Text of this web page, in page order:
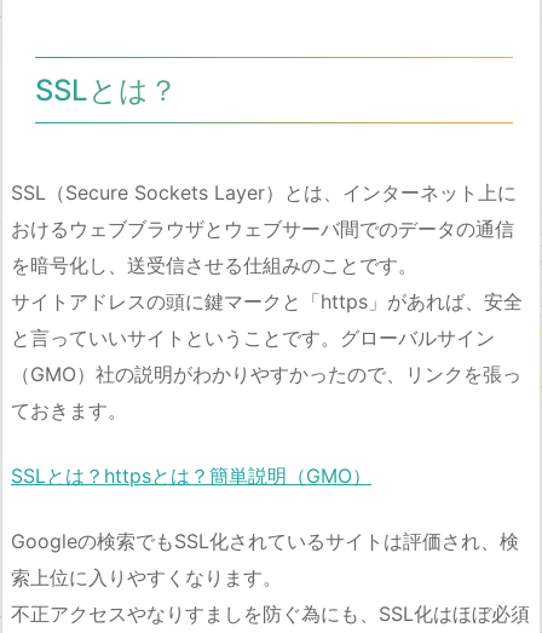
SSLとは？
SSL（Secure Sockets Layer）とは、インターネット上に
おけるウェブブラウザとウェブサーバ間でのデータの通信
を暗号化し、送受信させる仕組みのことです。
サイトアドレスの頭に鍵マークと「https」があれば、安全
と言っていいサイトということです。グローバルサイン
（GMO）社の説明がわかりやすかったので、リンクを張っ
ておきます。
SSLとは？httpsとは？簡単説明（GMO）
Googleの検索でもSSL化されているサイトは評価され、検
索上位に入りやすくなります。
不正アクセスやなりすましを防ぐ為にも、SSL化はほぼ必須